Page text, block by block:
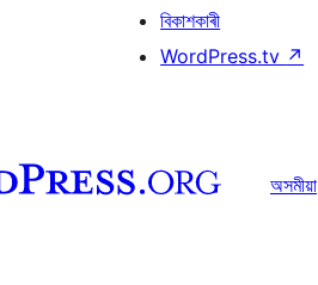
বিকাশকাৰী
WordPress.tv ↗
অসমীয়া